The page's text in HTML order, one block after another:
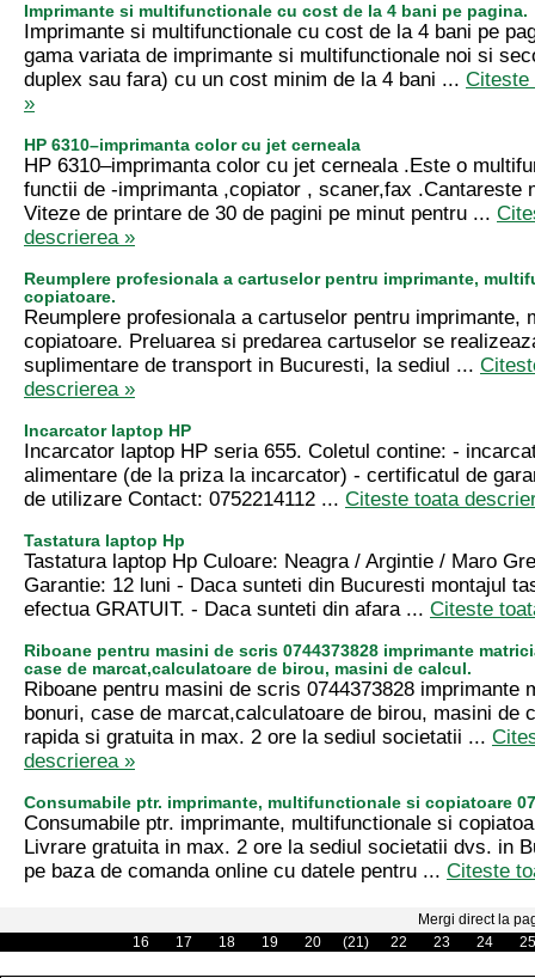
Imprimante si multifunctionale cu cost de la 4 bani pe pagina.
Imprimante si multifunctionale cu cost de la 4 bani pe
gama variata de imprimante si multifunctionale noi si
duplex sau fara) cu un cost minim de la 4 bani ... Citeste
»
HP 6310–imprimanta color cu jet cerneala
HP 6310–imprimanta color cu jet cerneala .Este o
functii de -imprimanta ,copiator , scaner,fax .Cantareste
Viteze de printare de 30 de pagini pe minut pentru ...
descrierea »
Reumplere profesionala a cartuselor pentru imprimante,
copiatoare.
Reumplere profesionala a cartuselor pentru imprimante,
copiatoare. Preluarea si predarea cartuselor se
suplimentare de transport in Bucuresti, la sediul ...
descrierea »
Incarcator laptop HP
Incarcator laptop HP seria 655. Coletul contine: -
alimentare (de la priza la incarcator) - certificatul de
de utilizare Contact: 0752214112 ... Citeste toata
Tastatura laptop Hp
Tastatura laptop Hp Culoare: Neagra / Argintie / Maro
Garantie: 12 luni - Daca sunteti din Bucuresti montajul
efectua GRATUIT. - Daca sunteti din afara ... Citeste
Riboane pentru masini de scris 0744373828 imprimante
case de marcat,calculatoare de birou, masini de calcul.
Riboane pentru masini de scris 0744373828 imprimante
bonuri, case de marcat,calculatoare de birou, masini de
rapida si gratuita in max. 2 ore la sediul societatii ...
descrierea »
Consumabile ptr. imprimante, multifunctionale si copiatoare
Consumabile ptr. imprimante, multifunctionale si
Livrare gratuita in max. 2 ore la sediul societatii dvs. in
pe baza de comanda online cu datele pentru ... Citeste
Mergi direct la
16
17 18 19 20 (21) 22 23 24 25